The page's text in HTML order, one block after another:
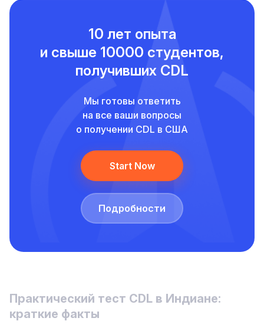
10 лет опыта
и свыше 10000 студентов,
получивших CDL
Мы готовы ответить
на все ваши вопросы
о получении CDL в США
Start Now
Подробности
Практический тест CDL в Индиане:
краткие факты